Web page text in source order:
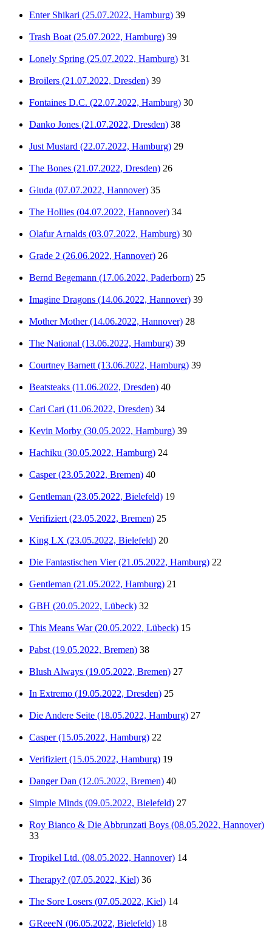
Enter Shikari (25.07.2022, Hamburg) 39
Trash Boat (25.07.2022, Hamburg) 39
Lonely Spring (25.07.2022, Hamburg) 31
Broilers (21.07.2022, Dresden) 39
Fontaines D.C. (22.07.2022, Hamburg) 30
Danko Jones (21.07.2022, Dresden) 38
Just Mustard (22.07.2022, Hamburg) 29
The Bones (21.07.2022, Dresden) 26
Giuda (07.07.2022, Hannover) 35
The Hollies (04.07.2022, Hannover) 34
Olafur Arnalds (03.07.2022, Hamburg) 30
Grade 2 (26.06.2022, Hannover) 26
Bernd Begemann (17.06.2022, Paderborn) 25
Imagine Dragons (14.06.2022, Hannover) 39
Mother Mother (14.06.2022, Hannover) 28
The National (13.06.2022, Hamburg) 39
Courtney Barnett (13.06.2022, Hamburg) 39
Beatsteaks (11.06.2022, Dresden) 40
Cari Cari (11.06.2022, Dresden) 34
Kevin Morby (30.05.2022, Hamburg) 39
Hachiku (30.05.2022, Hamburg) 24
Casper (23.05.2022, Bremen) 40
Gentleman (23.05.2022, Bielefeld) 19
Verifiziert (23.05.2022, Bremen) 25
King LX (23.05.2022, Bielefeld) 20
Die Fantastischen Vier (21.05.2022, Hamburg) 22
Gentleman (21.05.2022, Hamburg) 21
GBH (20.05.2022, Lübeck) 32
This Means War (20.05.2022, Lübeck) 15
Pabst (19.05.2022, Bremen) 38
Blush Always (19.05.2022, Bremen) 27
In Extremo (19.05.2022, Dresden) 25
Die Andere Seite (18.05.2022, Hamburg) 27
Casper (15.05.2022, Hamburg) 22
Verifiziert (15.05.2022, Hamburg) 19
Danger Dan (12.05.2022, Bremen) 40
Simple Minds (09.05.2022, Bielefeld) 27
Roy Bianco & Die Abbrunzati Boys (08.05.2022, Hannover)
33
Tropikel Ltd. (08.05.2022, Hannover) 14
Therapy? (07.05.2022, Kiel) 36
The Sore Losers (07.05.2022, Kiel) 14
GReeeN (06.05.2022, Bielefeld) 18